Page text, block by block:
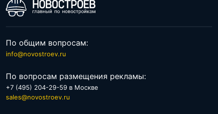
По общим вопросам:
info@novostroev.ru
По вопросам размещения рекламы:
+7 (495) 204-29-59 в Москве
sales@novostroev.ru